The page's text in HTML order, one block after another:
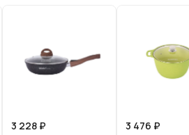
3 228 ₽
3 476 ₽